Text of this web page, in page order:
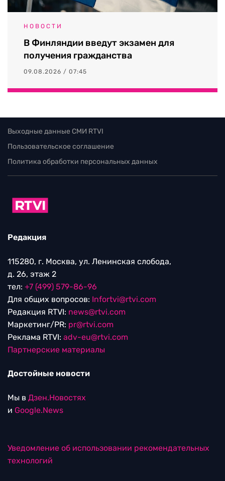
НОВОСТИ
В Финляндии введут экзамен для
получения гражданства
09.08.2026 / 07:45
Выходные данные СМИ RTVI
Пользовательское соглашение
Политика обработки персональных данных
Редакция
115280, г. Москва, ул. Ленинская слобода,
д. 26, этаж 2
тел: +7 (499) 579-86-96
Для общих вопросов: Infortvi@rtvi.com
Редакция RTVI: news@rtvi.com
Маркетинг/PR: pr@rtvi.com
Реклама RTVI: adv-eu@rtvi.com
Партнерские материалы
Достойные новости
Мы в Дзен.Новостях
и Google.News
Уведомление об использовании рекомендательных
технологий